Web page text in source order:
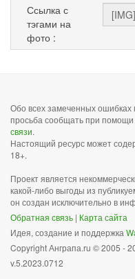
Ссылка с
тэгами на
фото :
Обо всех замеченных ошибках
просьба сообщать при
связи.
Настоящий ресурс может
18+.
Проект является
какой-либо выгоды из
он создан исключительно в
Обратная связь | Карта сайта
Идея, создание и поддержка
Copyright Анграпа.ru © 2005 -
v.5.2023.0712